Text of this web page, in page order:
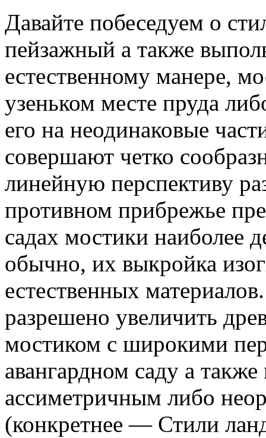
Давайте побеседуем о
пейзажный а также
естественному манере,
узеньком месте пруда
его на неодинаковые
совершают четко
линейную перспективу
противном прибрежье
садах мостики наиболее
обычно, их выкройка
естественных
разрешено увеличить
мостиком с широкими
авангардном саду а
ассиметричным либо
(конкретнее — Стили